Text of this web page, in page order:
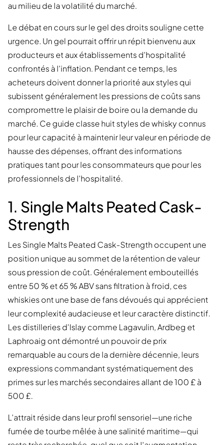
au milieu de la volatilité du marché.
Le débat en cours sur le gel des droits souligne cette
urgence. Un gel pourrait offrir un répit bienvenu aux
producteurs et aux établissements d'hospitalité
confrontés à l'inflation. Pendant ce temps, les
acheteurs doivent donner la priorité aux styles qui
subissent généralement les pressions de coûts sans
compromettre le plaisir de boire ou la demande du
marché. Ce guide classe huit styles de whisky connus
pour leur capacité à maintenir leur valeur en période de
hausse des dépenses, offrant des informations
pratiques tant pour les consommateurs que pour les
professionnels de l'hospitalité.
1. Single Malts Peated Cask-
Strength
Les Single Malts Peated Cask-Strength occupent une
position unique au sommet de la rétention de valeur
sous pression de coût. Généralement embouteillés
entre 50 % et 65 % ABV sans filtration à froid, ces
whiskies ont une base de fans dévoués qui apprécient
leur complexité audacieuse et leur caractère distinctif.
Les distilleries d'Islay comme Lagavulin, Ardbeg et
Laphroaig ont démontré un pouvoir de prix
remarquable au cours de la dernière décennie, leurs
expressions commandant systématiquement des
primes sur les marchés secondaires allant de 100 £ à
500 £.
L'attrait réside dans leur profil sensoriel—une riche
fumée de tourbe mêlée à une salinité maritime—qui